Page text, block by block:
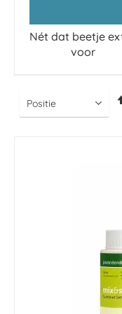
Nét dat beetje
voor